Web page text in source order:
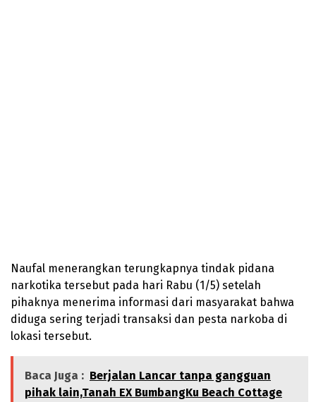
Naufal menerangkan terungkapnya tindak pidana
narkotika tersebut pada hari Rabu (1/5) setelah
pihaknya menerima informasi dari masyarakat bahwa
diduga sering terjadi transaksi dan pesta narkoba di
lokasi tersebut.
Baca Juga : Berjalan Lancar tanpa gangguan
pihak lain,Tanah EX BumbangKu Beach Cottage